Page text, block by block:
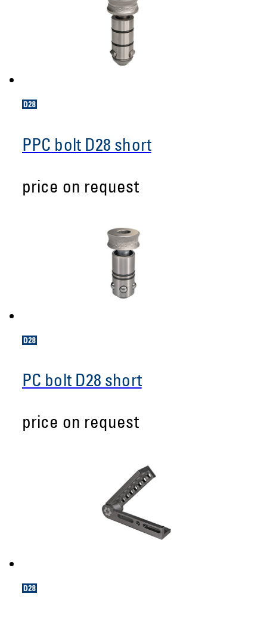
PPC bolt D28 short
price on request
PC bolt D28 short
price on request